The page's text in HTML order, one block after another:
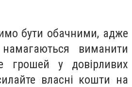
бути обачними, адже
виманити
грошей у довірливих
власні кошти на